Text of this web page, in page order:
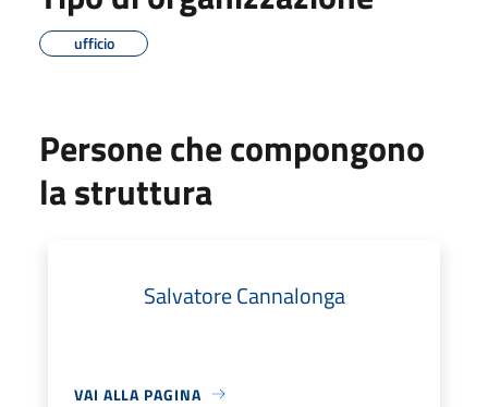
ufficio
Persone che compongono
la struttura
Salvatore Cannalonga
VAI ALLA PAGINA